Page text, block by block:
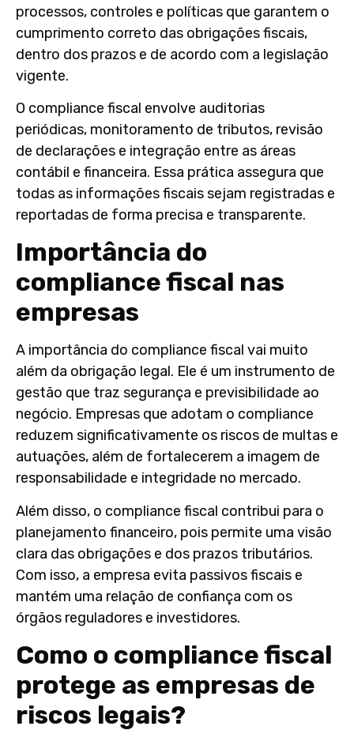
processos, controles e políticas que garantem o
cumprimento correto das obrigações fiscais,
dentro dos prazos e de acordo com a legislação
vigente.
O compliance fiscal envolve auditorias
periódicas, monitoramento de tributos, revisão
de declarações e integração entre as áreas
contábil e financeira. Essa prática assegura que
todas as informações fiscais sejam registradas e
reportadas de forma precisa e transparente.
Importância do
compliance fiscal nas
empresas
A importância do compliance fiscal vai muito
além da obrigação legal. Ele é um instrumento de
gestão que traz segurança e previsibilidade ao
negócio. Empresas que adotam o compliance
reduzem significativamente os riscos de multas e
autuações, além de fortalecerem a imagem de
responsabilidade e integridade no mercado.
Além disso, o compliance fiscal contribui para o
planejamento financeiro, pois permite uma visão
clara das obrigações e dos prazos tributários.
Com isso, a empresa evita passivos fiscais e
mantém uma relação de confiança com os
órgãos reguladores e investidores.
Como o compliance fiscal
protege as empresas de
riscos legais?